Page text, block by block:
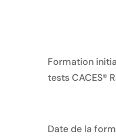
Formation
tests CACES®
Date de la